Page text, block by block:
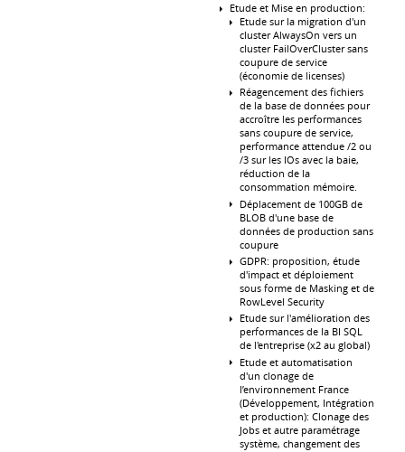
Etude et Mise en production:
Etude sur la migration d'un
cluster AlwaysOn vers un
cluster FailOverCluster sans
coupure de service
(économie de licenses)
Réagencement des fichiers
de la base de données pour
accroître les performances
sans coupure de service,
performance attendue /2 ou
/3 sur les IOs avec la baie,
réduction de la
consommation mémoire.
Déplacement de 100GB de
BLOB d'une base de
données de production sans
coupure
GDPR: proposition, étude
d'impact et déploiement
sous forme de Masking et de
RowLevel Security
Etude sur l'amélioration des
performances de la BI SQL
de l'entreprise (x2 au global)
Etude et automatisation
d'un clonage de
l’environnement France
(Développement, Intégration
et production): Clonage des
Jobs et autre paramétrage
système, changement des